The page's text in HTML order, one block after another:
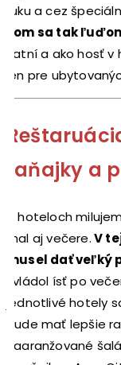
ruku a cez
som sa tak
šatní a ako hosť
len pre
raňajky a
V hoteloch
mal aj večere.V
musel dať veľký
zvládol ísť po
jednotlivé hotely
bude mať lepšie
naaranžované